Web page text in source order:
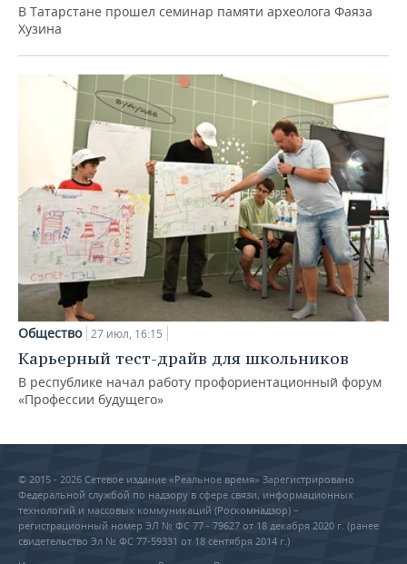
В Татарстане прошел семинар памяти археолога Фаяза
Хузина
Общество 27 июл, 16:15
Карьерный тест-драйв для школьников
В республике начал работу профориентационный форум
«Профессии будущего»
© 2015 - 2026 Сетевое издание «Реальное время» Зарегистрировано
Федеральной службой по надзору в сфере связи, информационных
технологий и массовых коммуникаций (Роскомнадзор) –
регистрационный номер ЭЛ № ФС 77 - 79627 от 18 декабря 2020 г. (ранее
свидетельство Эл № ФС 77-59331 от 18 сентября 2014 г.)